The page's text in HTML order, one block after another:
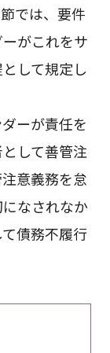
では、要件
がこれをサ
して規定し
ーが責任を
して善管注
意義務を怠
なされなか
債務不履行